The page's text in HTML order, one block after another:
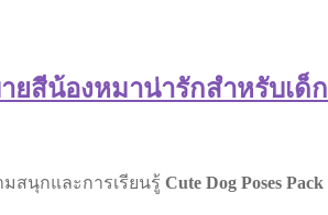
ายสีน้องหมาน่ารักสำหรับเด็ก
สนุกและการเรียนรู้ Cute Dog Poses Pack